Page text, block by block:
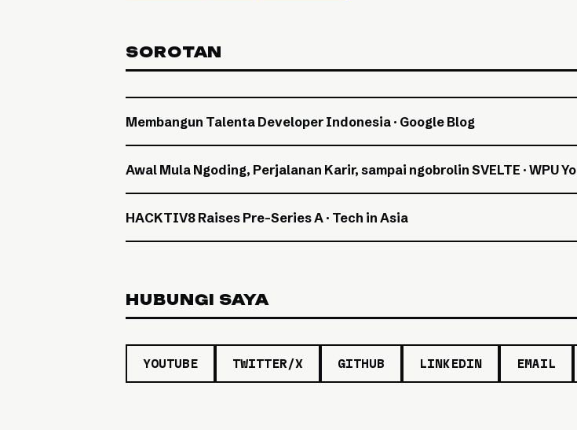
SOROTAN
Membangun Talenta Developer Indonesia · Google Blog
Awal Mula Ngoding, Perjalanan Karir, sampai ngobrolin SVELTE · WPU
HACKTIV8 Raises Pre-Series A · Tech in Asia
HUBUNGI SAYA
YOUTUBE TWITTER/X GITHUB LINKEDIN EMAIL